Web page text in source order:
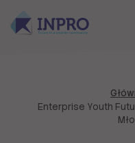
Enterprise Youth